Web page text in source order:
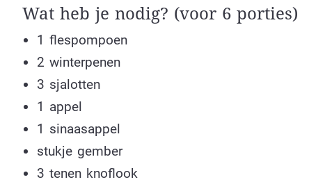
Wat heb je nodig? (voor 6 porties)
1 flespompoen
2 winterpenen
3 sjalotten
1 appel
1 sinaasappel
stukje gember
3 tenen knoflook